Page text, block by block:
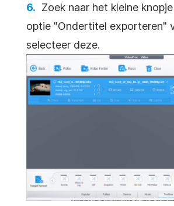
Zoek naar het kleine
optie "Ondertitel exporteren"
selecteer deze.